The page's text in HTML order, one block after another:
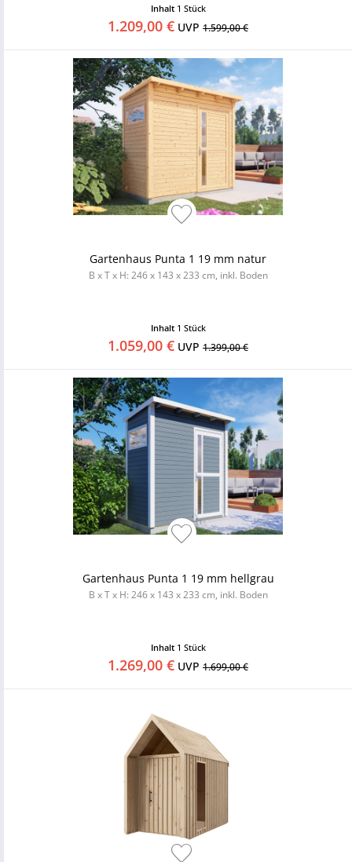
Inhalt 1 Stück
1.209,00 € UVP 1.599,00 €
Gartenhaus Punta 1 19 mm natur
B x T x H: 246 x 143 x 233 cm, inkl. Boden
Inhalt 1 Stück
1.059,00 € UVP 1.399,00 €
Gartenhaus Punta 1 19 mm hellgrau
B x T x H: 246 x 143 x 233 cm, inkl. Boden
Inhalt 1 Stück
1.269,00 € UVP 1.699,00 €